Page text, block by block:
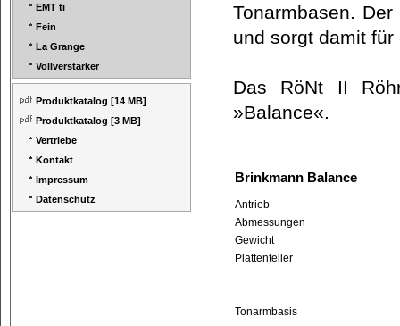
EMT ti
Fein
La Grange
Vollverstärker
Produktkatalog [14 MB]
Produktkatalog [3 MB]
Vertriebe
Kontakt
Impressum
Datenschutz
Tonarmbasen.
und sorgt damit
Das RöNt II
»Balance«.
Brinkmann Balance
Antrieb
Abmessungen
Gewicht
Plattenteller
Tonarmbasis